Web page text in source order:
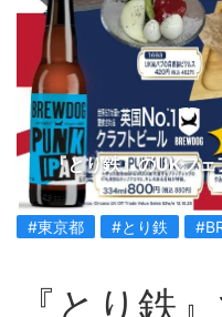
『とり鉄』のUKフェ
#東京都 #とり鉄
『とり鉄